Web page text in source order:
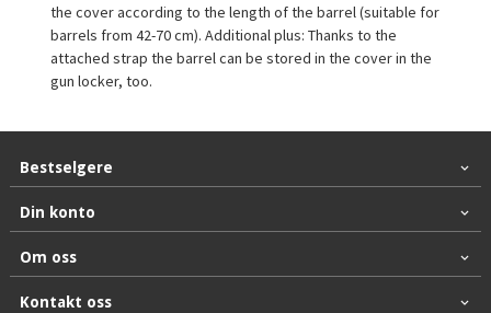
the cover according to the length of the barrel (suitable for
barrels from 42-70 cm). Additional plus: Thanks to the
attached strap the barrel can be stored in the cover in the
gun locker, too.
Bestselgere
Din konto
Om oss
Kontakt oss